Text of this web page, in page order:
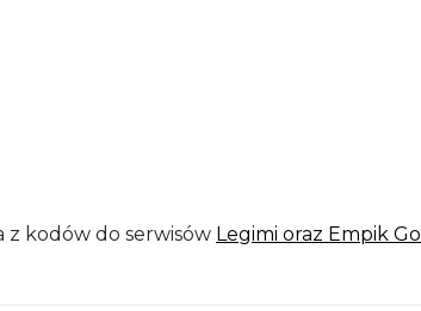
z kodów do serwisów Legimi oraz Empik Go